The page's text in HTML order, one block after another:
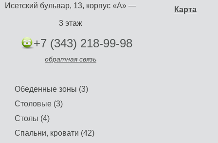
Карта
Исетский бульвар, 13, корпус «А» —
3 этаж
+7 (343) 218-99-98
обратная связь
Обеденные зоны (3)
Столовые (3)
Столы (4)
Спальни, кровати (42)